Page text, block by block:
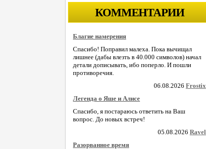
КОММЕНТАРИИ
Благие намерения
Спасибо! Поправил малеха. Пока вычищал
лишнее (дабы влезть в 40.000 символов) начал
детали дописывать, ибо поперло. И пошли
противоречия.
06.08.2026 Frostix
Легенда о Яше и Алисе
Спасибо, я постараюсь ответить на Ваш
вопрос. До новых встреч!
05.08.2026 Ravel
Разорванное время